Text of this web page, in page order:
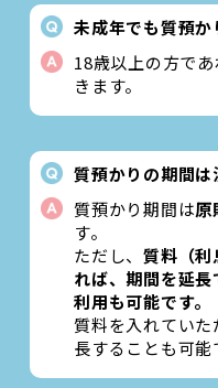
未成年でも質預か
18歳以上の方で
きます。
質預かりの期間は
質預かり期間は原
す。
ただし、 質料（利
れば、期間を延
利用も可能です。
質料を入れてい
長することも可能